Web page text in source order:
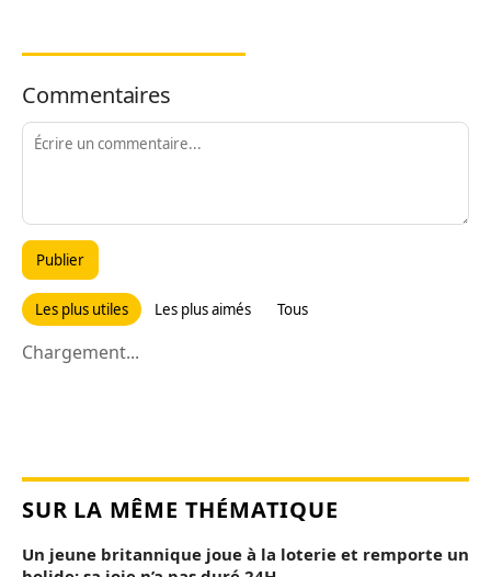
Commentaires
Publier
Les plus utiles Les plus aimés Tous
Chargement...
SUR LA MÊME THÉMATIQUE
Un jeune britannique joue à la loterie et remporte un